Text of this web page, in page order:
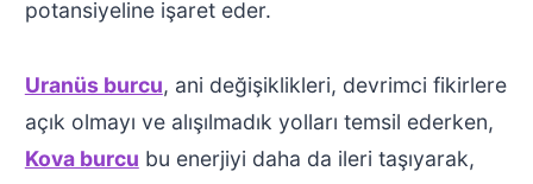
potansiyeline işaret eder.
Uranüs burcu, ani değişiklikleri, devrimci fikirlere
açık olmayı ve alışılmadık yolları temsil ederken,
Kova burcu bu enerjiyi daha da ileri taşıyarak,